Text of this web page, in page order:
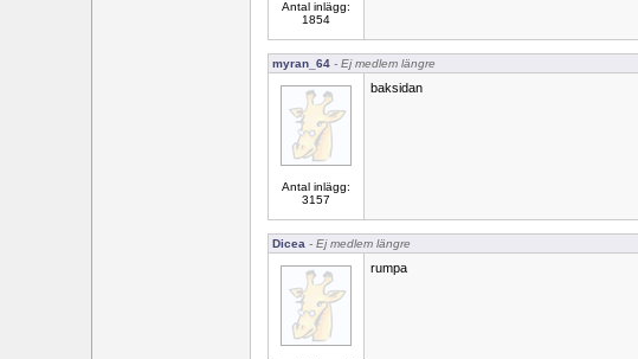
Antal inlägg:
1854
myran_64 - Ej medlem längre
Antal inlägg:
3157
baksidan
Dicea - Ej medlem längre
rumpa